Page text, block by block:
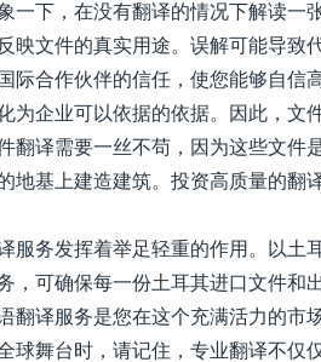
一下，在没有翻译的情况下解读
映文件的真实用途。误解可能导
际合作伙伴的信任，使您能够自
为企业可以依据的依据。因此，
翻译需要一丝不苟，因为这些文
地基上建造建筑。投资高质量的翻
服务发挥着举足轻重的作用。以
，可确保每一份土耳其进口文件
翻译服务是您在这个充满活力的
球舞台时，请记住，专业翻译不